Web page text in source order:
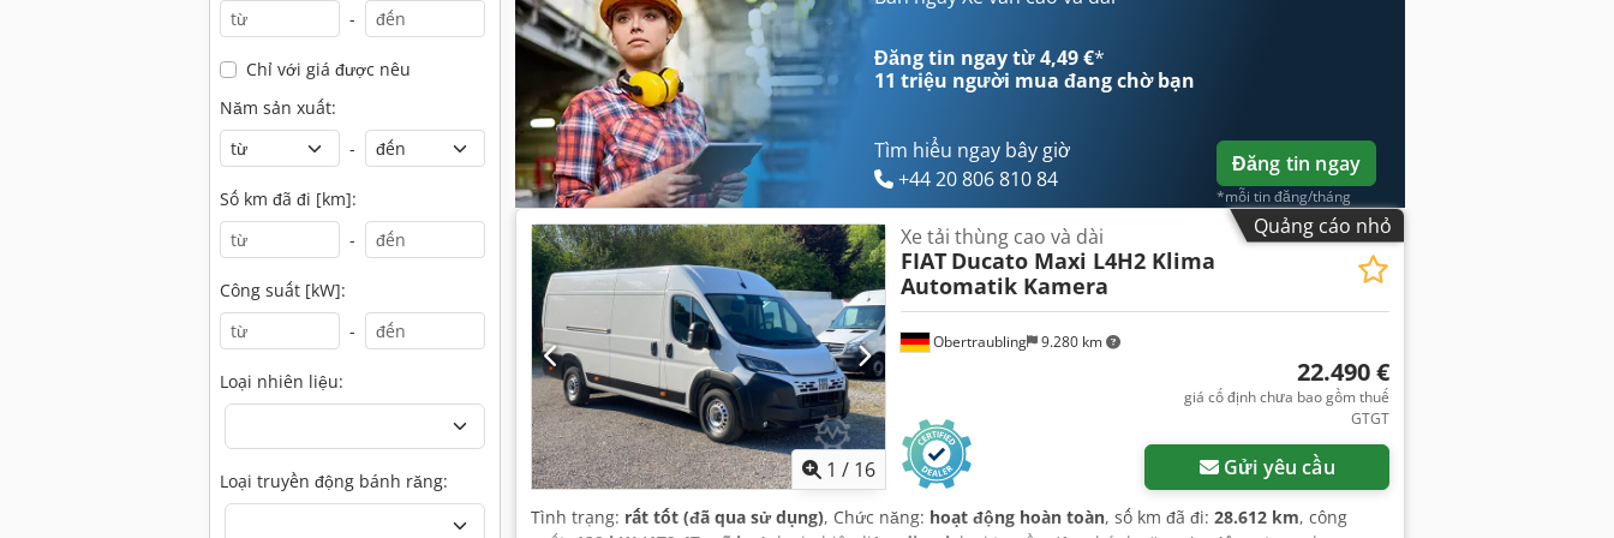
-
Chỉ với giá được nêu
Năm sản xuất:
-
Số km đã đi [km]:
-
Công suất [kW]:
-
Loại nhiên liệu:
Loại truyền động bánh răng:
qua sử dụng, bộ lọc muội than, chương trình cân bằng điện tử (ESP), cảm biến đỗ xe, cửa trượt, hệ
thống chống trộm (immobilizer), hệ thống định vị, khóa trung tâm, kiểm soát hành trình, lốp xe mọi
mùa, máy tính trên xe, trợ lực lái, túi khí, điều hòa không khí, đèn pha bổ sung, đèn sương mù, đăng
ký xe tải, đăng ký xe ô tô
Đăng tin ngay từ 4,49 €*
11 triệu người mua đang chờ bạn
Tìm hiểu ngay bây giờ
+44 20 806 810 84
Đăng tin ngay
*mỗi tin đăng/tháng
Quảng cáo nhỏ
1 / 16
Obertraubling 9.280 km
Xe tải thùng cao và dài
FIAT Ducato Maxi L4H2 Klima
Automatik Kamera
22.490 €
giá cố định chưa bao gồm thuế
GTGT
Gửi yêu cầu
Tình trạng: rất tốt (đã qua sử dụng), Chức năng: hoạt động hoàn toàn, số km đã đi: 28.612 km, công